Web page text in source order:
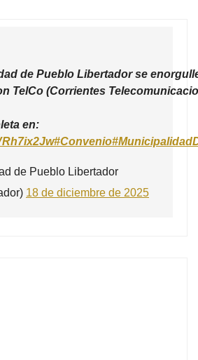
de Pueblo Libertador se
TelCo (Corrientes
en:
#Convenio
de Pueblo Libertador
18 de diciembre de 2025